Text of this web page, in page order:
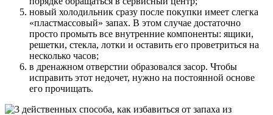
новый холодильник сразу после покупки имеет слегка
«пластмассовый» запах. В этом случае достаточно
просто промыть все внутренние компоненты: ящики,
решетки, стекла, лотки и оставить его проветриться на
несколько часов;
в дренажном отверстии образовался засор. Чтобы
исправить этот недочет, нужно на постоянной основе
его прочищать.